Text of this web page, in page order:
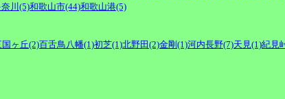
奈川(5)和歌山市(44)和歌山港(5)
国ヶ丘(2)百舌鳥八幡(1)初芝(1)北野田(2)金剛(1)河内長野(7)天見(1)紀見